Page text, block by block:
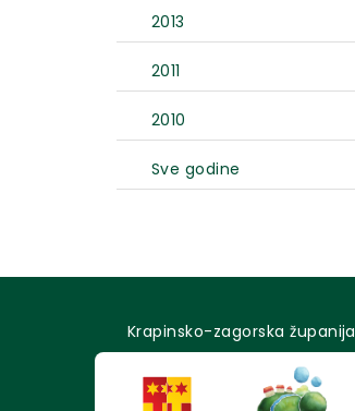
2013
2011
2010
Sve godine
Krapinsko-zagorska županija